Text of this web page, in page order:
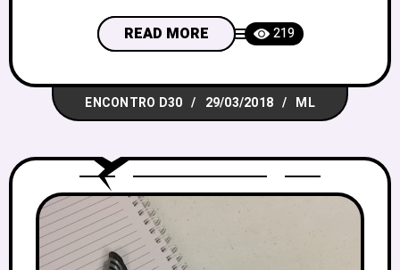
lugar super legal, e que tem uma ligação
especial com o RPG de Brasília. Muita
gente começou a jogar ali, e agora
muito mais gente vai jogar
READ MORE 219
ENCONTRO D30 29/03/2018 ML